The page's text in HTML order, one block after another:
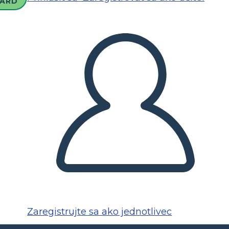
Zaregistrujte sa ako jednotlivec